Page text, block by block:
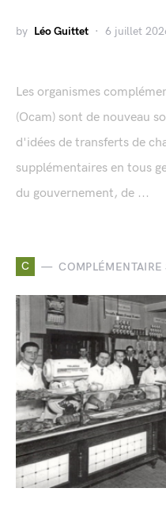
by Léo Guittet 6 juillet
Les organismes
(Ocam) sont de nouveau
d'idées de transferts de
supplémentaires en tous
du gouvernement, de ...
C COMPLÉMENTAIRE